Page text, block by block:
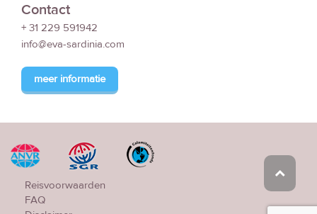
Contact
+ 31 229 591942
info@eva-sardinia.com
meer informatie
Reisvoorwaarden
FAQ